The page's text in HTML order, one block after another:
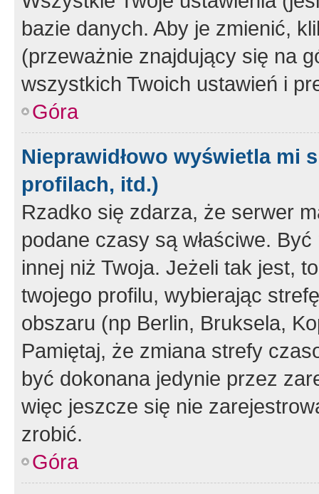
bazie danych. Aby je zmienić,
(przeważnie znajdujący się na
wszystkich Twoich ustawień i
Góra
Nieprawidłowo wyświetla mi
profilach, itd.)
Rzadko się zdarza, że serwer
podane czasy są właściwe.
innej niż Twoja. Jeżeli tak jest,
twojego profilu, wybierając
obszaru (np Berlin, Bruksela,
Pamiętaj, że zmiana strefy
być dokonana jedynie przez
więc jeszcze się nie
zrobić.
Góra